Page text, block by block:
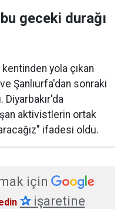
geceki durağı
yola çıkan
Şanlıurfa'dan sonraki
Diyarbakır'da
aktivistlerin ortak
ifadesi oldu.
için
✰işaretine